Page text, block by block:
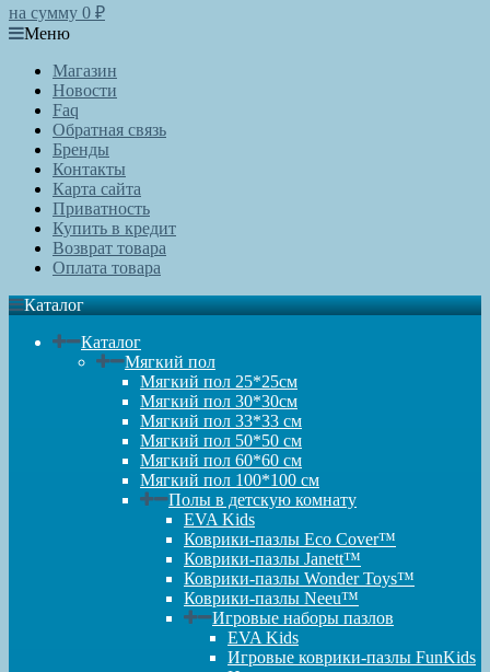
на сумму 0 ₽
Меню
Магазин
Новости
Faq
Обратная связь
Бренды
Контакты
Карта сайта
Приватность
Купить в кредит
Возврат товара
Оплата товара
Каталог
Каталог
Мягкий пол
Мягкий пол 25*25см
Мягкий пол 30*30см
Мягкий пол 33*33 см
Мягкий пол 50*50 см
Мягкий пол 60*60 см
Мягкий пол 100*100 см
Полы в детскую комнату
EVA Kids
Коврики-пазлы Eco Cover™
Коврики-пазлы Janett™
Коврики-пазлы Wonder Toys™
Коврики-пазлы Neeu™
Игровые наборы пазлов
EVA Kids
Игровые коврики-пазлы FunKids